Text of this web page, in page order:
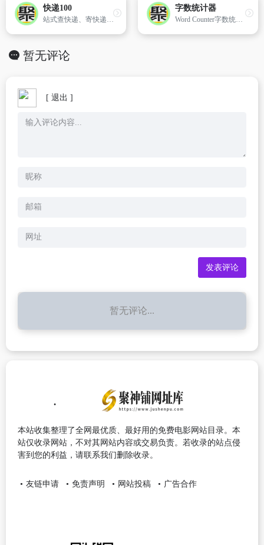
快递100
站式查快递、寄快递信息服务平台。支持全球1500+快递公司单号查询、价格查询、时效查询；支持商家寄件、寄快递，国际快递、同城快递、大件物流；提供企业级快递查询API接口、电子面单API接口、寄件API接口
字数统计器
Word Counter字数统计器是专为需要精确控制文本长度和质量的用户设计的工具。
暂无评论
[ 退出 ]
暂无评论...
本站收集整理了全网最优质、最好用的免费电影网站目录。本
站仅收录网站，不对其网站内容或交易负责。若收录的站点侵
害到您的利益，请联系我们删除收录。
友链申请 免责声明 网站投稿 广告合作